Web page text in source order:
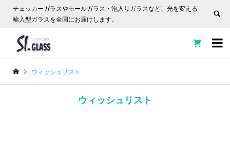
チェッカーガラスやモールガラス・泡入りガラスなど、光を変える
輸入型ガラスを全国にお届けします。


ウィッシュリスト
ウィッシュリスト